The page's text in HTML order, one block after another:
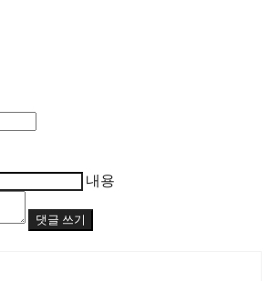
내용
댓글 쓰기